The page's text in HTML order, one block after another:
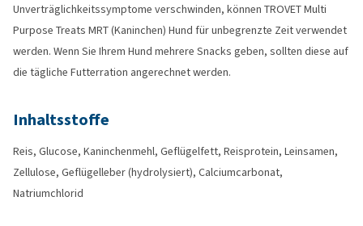
Unverträglichkeitssymptome verschwinden, können TROVET Multi
Purpose Treats MRT (Kaninchen) Hund für unbegrenzte Zeit verwendet
werden. Wenn Sie Ihrem Hund mehrere Snacks geben, sollten diese auf
die tägliche Futterration angerechnet werden.
Inhaltsstoffe
Reis, Glucose, Kaninchenmehl, Geflügelfett, Reisprotein, Leinsamen,
Zellulose, Geflügelleber (hydrolysiert), Calciumcarbonat,
Natriumchlorid